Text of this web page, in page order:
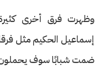
وظهرت فرق أخرى
ضمت شبابًا سوف يحملون